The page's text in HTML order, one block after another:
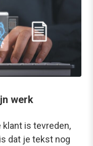
werk
klant is tevreden,
dat je tekst nog